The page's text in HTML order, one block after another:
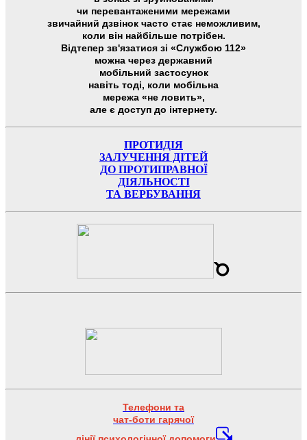
чи перевантаженими мережами
звичайний дзвінок часто стає неможливим,
коли він найбільше потрібен.
Відтепер зв'язатися зі «Службою 112»
можна через державний
мобільний застосунок
навіть тоді, коли мобільна
мережа «не ловить»,
але є доступ до інтернету.
ПРОТИДІЯ
ЗАЛУЧЕННЯ ДІТЕЙ
ДО ПРОТИПРАВНОЇ
ДІЯЛЬНОСТІ
ТА ВЕРБУВАННЯ
Телефони та
чат-боти гарячої